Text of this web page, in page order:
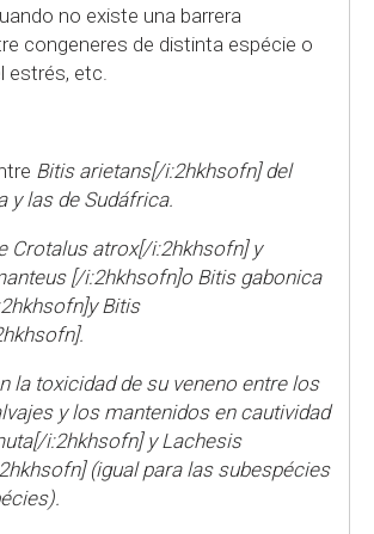
no existe una barrera
congeneres de distinta espécie o
estrés, etc.
Bitis arietans[/i:2hkhsofn] del
y las de Sudáfrica.
Crotalus atrox[/i:2hkhsofn] y
[/i:2hkhsofn]o Bitis gabonica
Bitis
la toxicidad de su veneno entre los
y los mantenidos en cautividad
i:2hkhsofn] yLachesis
(igual para las subespécies